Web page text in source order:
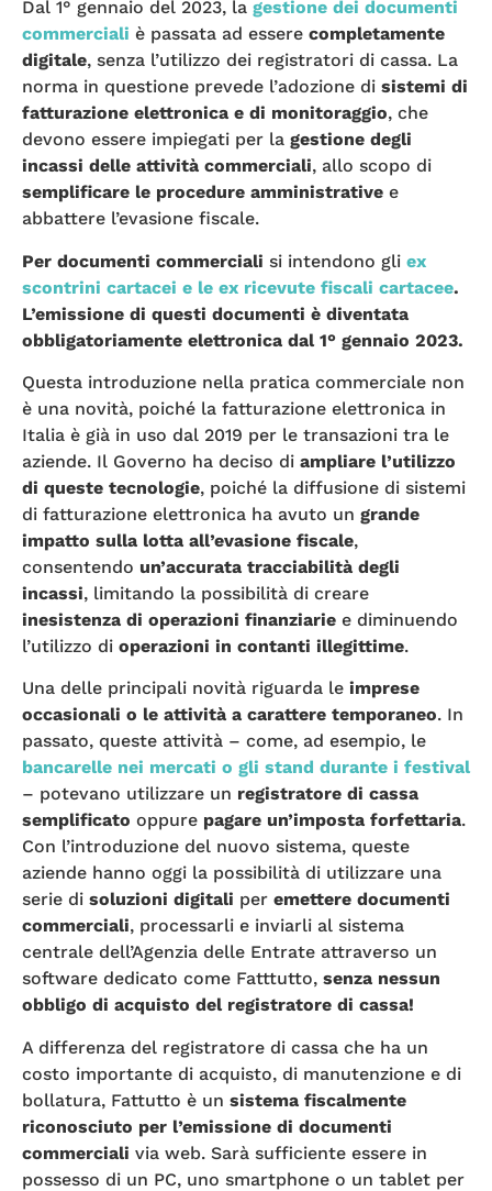
Dal 1° gennaio del 2023, la gestione dei documenti
commerciali è passata ad essere completamente
digitale, senza l’utilizzo dei registratori di cassa. La
norma in questione prevede l’adozione di sistemi di
fatturazione elettronica e di monitoraggio, che
devono essere impiegati per la gestione degli
incassi delle attività commerciali, allo scopo di
semplificare le procedure amministrative e
abbattere l’evasione fiscale.
Per documenti commerciali si intendono gli ex
scontrini cartacei e le ex ricevute fiscali cartacee.
L’emissione di questi documenti è diventata
obbligatoriamente elettronica dal 1° gennaio 2023.
Questa introduzione nella pratica commerciale non
è una novità, poiché la fatturazione elettronica in
Italia è già in uso dal 2019 per le transazioni tra le
aziende. Il Governo ha deciso di ampliare l’utilizzo
di queste tecnologie, poiché la diffusione di sistemi
di fatturazione elettronica ha avuto un grande
impatto sulla lotta all’evasione fiscale,
consentendo un’accurata tracciabilità degli
incassi, limitando la possibilità di creare
inesistenza di operazioni finanziarie e diminuendo
l’utilizzo di operazioni in contanti illegittime.
Una delle principali novità riguarda le imprese
occasionali o le attività a carattere temporaneo. In
passato, queste attività – come, ad esempio, le
bancarelle nei mercati o gli stand durante i festival
– potevano utilizzare un registratore di cassa
semplificato oppure pagare un’imposta forfettaria.
Con l’introduzione del nuovo sistema, queste
aziende hanno oggi la possibilità di utilizzare una
serie di soluzioni digitali per emettere documenti
commerciali, processarli e inviarli al sistema
centrale dell’Agenzia delle Entrate attraverso un
software dedicato come Fatttutto, senza nessun
obbligo di acquisto del registratore di cassa!
A differenza del registratore di cassa che ha un
costo importante di acquisto, di manutenzione e di
bollatura, Fattutto è un sistema fiscalmente
riconosciuto per l’emissione di documenti
commerciali via web. Sarà sufficiente essere in
possesso di un PC, uno smartphone o un tablet per